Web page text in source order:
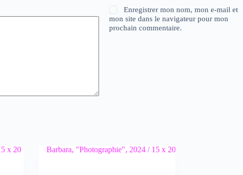
Enregistrer mon nom, mon e-mail et
mon site dans le navigateur pour mon
prochain commentaire.